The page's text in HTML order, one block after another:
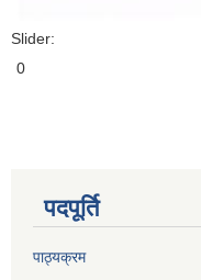
Slider:
0
पदपूर्ति
पाठ्यक्रम